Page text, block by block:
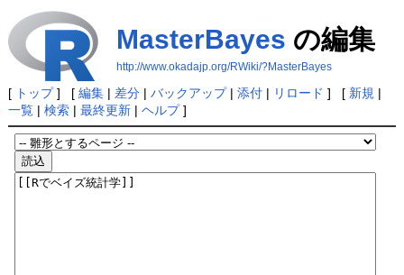
MasterBayes の編集
http://www.okadajp.org/RWiki/?MasterBayes
[ トップ] [ 編集| 差分| バックアップ| 添付| リロード ] [ 新規 |
一覧| 検索| 最終更新| ヘルプ]